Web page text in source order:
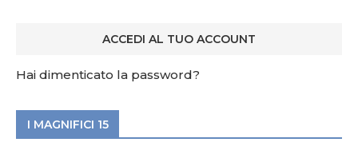
Hai dimenticato la password?
I MAGNIFICI 15